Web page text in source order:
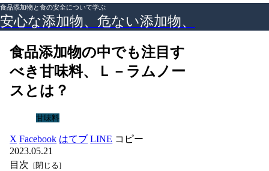
食品添加物と食の安全について学ぶ
安心な添加物、危ない添加物、
食品添加物の中でも注目す
べき甘味料、Ｌ－ラムノー
スとは？
甘味料
X Facebook はてブ LINE コピー
2023.05.21
目次